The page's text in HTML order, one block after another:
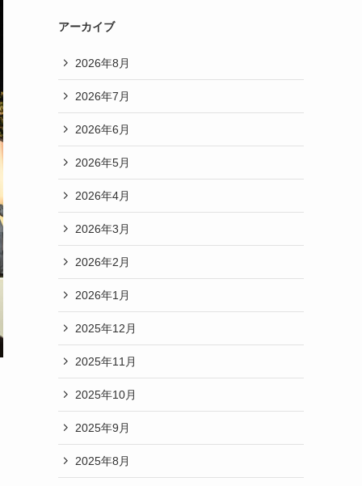
アーカイブ
2026年8月
2026年7月
2026年6月
2026年5月
2026年4月
2026年3月
2026年2月
2026年1月
2025年12月
2025年11月
2025年10月
2025年9月
2025年8月